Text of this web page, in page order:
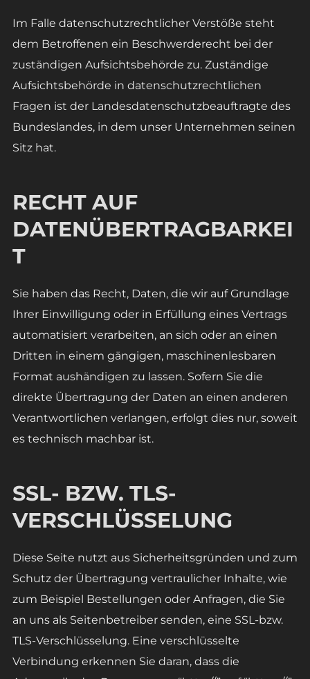
Im Falle datenschutzrechtlicher Verstöße steht
dem Betroffenen ein Beschwerderecht bei der
zuständigen Aufsichtsbehörde zu. Zuständige
Aufsichtsbehörde in datenschutzrechtlichen
Fragen ist der Landesdatenschutzbeauftragte des
Bundeslandes, in dem unser Unternehmen seinen
Sitz hat.
RECHT AUF
DATENÜBERTRAGBARKEI
T
Sie haben das Recht, Daten, die wir auf Grundlage
Ihrer Einwilligung oder in Erfüllung eines Vertrags
automatisiert verarbeiten, an sich oder an einen
Dritten in einem gängigen, maschinenlesbaren
Format aushändigen zu lassen. Sofern Sie die
direkte Übertragung der Daten an einen anderen
Verantwortlichen verlangen, erfolgt dies nur, soweit
es technisch machbar ist.
SSL- BZW. TLS-
VERSCHLÜSSELUNG
Diese Seite nutzt aus Sicherheitsgründen und zum
Schutz der Übertragung vertraulicher Inhalte, wie
zum Beispiel Bestellungen oder Anfragen, die Sie
an uns als Seitenbetreiber senden, eine SSL-bzw.
TLS-Verschlüsselung. Eine verschlüsselte
Verbindung erkennen Sie daran, dass die